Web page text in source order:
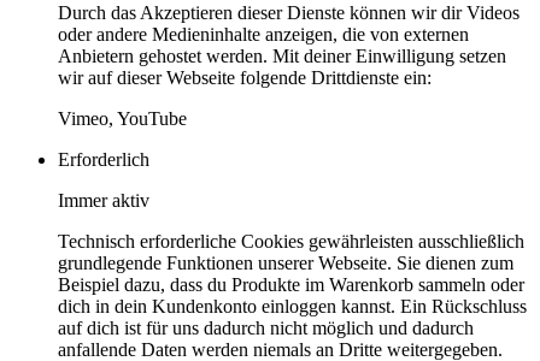
Durch das Akzeptieren dieser Dienste können wir dir Videos
oder andere Medieninhalte anzeigen, die von externen
Anbietern gehostet werden. Mit deiner Einwilligung setzen
wir auf dieser Webseite folgende Drittdienste ein:
Vimeo, YouTube
Erforderlich
Immer aktiv
Technisch erforderliche Cookies gewährleisten ausschließlich
grundlegende Funktionen unserer Webseite. Sie dienen zum
Beispiel dazu, dass du Produkte im Warenkorb sammeln oder
dich in dein Kundenkonto einloggen kannst. Ein Rückschluss
auf dich ist für uns dadurch nicht möglich und dadurch
anfallende Daten werden niemals an Dritte weitergegeben.